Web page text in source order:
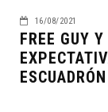
16/08/2021
FREE GUY